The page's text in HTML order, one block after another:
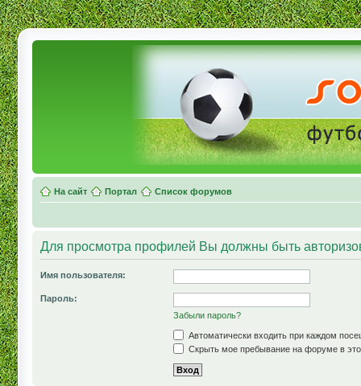
На сайт Портал Список форумов
Для просмотра профилей Вы должны быть
Имя пользователя:
Пароль:
Забыли пароль?
Автоматически входить при каждом
Скрыть мое пребывание на форуме в